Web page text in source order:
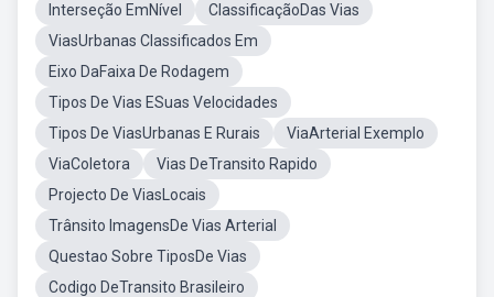
Interseção EmNível
ClassificaçãoDas Vias
ViasUrbanas Classificados Em
Eixo DaFaixa De Rodagem
Tipos De Vias ESuas Velocidades
Tipos De ViasUrbanas E Rurais
ViaArterial Exemplo
ViaColetora
Vias DeTransito Rapido
Projecto De ViasLocais
Trânsito ImagensDe Vias Arterial
Questao Sobre TiposDe Vias
Codigo DeTransito Brasileiro